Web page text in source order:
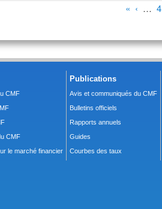
« ‹ … 4
CMF
CMF
le marché financier
Publications
Avis et communiqués du CMF
Bulletins officiels
Rapports annuels
Guides
Courbes des taux